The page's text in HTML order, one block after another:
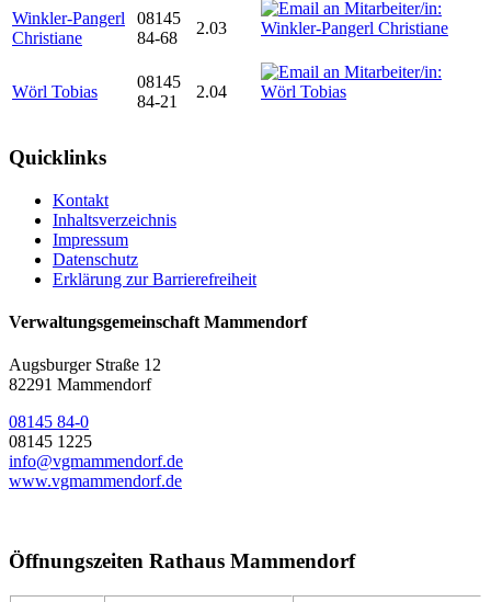
Winkler-Pangerl
Christiane
08145
84-68
2.03
Wörl Tobias
08145
84-21
2.04
Quicklinks
Kontakt
Inhaltsverzeichnis
Impressum
Datenschutz
Erklärung zur Barrierefreiheit
Verwaltungsgemeinschaft Mammendorf
Augsburger Straße 12
82291 Mammendorf
08145 84-0
08145 1225
info@vgmammendorf.de
www.vgmammendorf.de
Öffnungszeiten Rathaus Mammendorf